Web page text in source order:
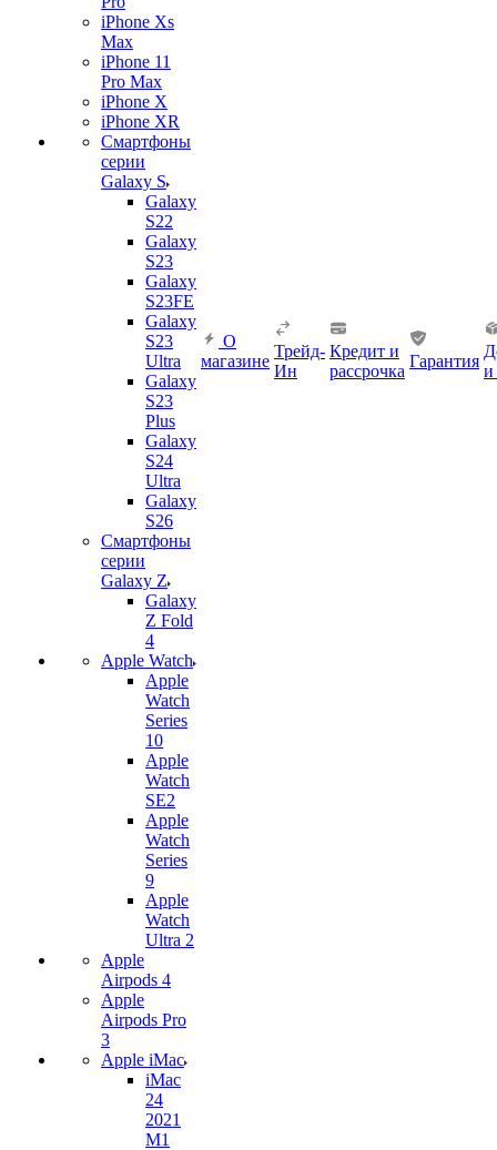
iPhone Xs
Max
iPhone 11
Pro Max
iPhone X
iPhone XR
Смартфоны
серии
Galaxy S
Galaxy
S22
Galaxy
S23
Galaxy
S23FE
Galaxy
S23
Ultra
Galaxy
S23
Plus
Galaxy
S24
Ultra
Galaxy
S26
Смартфоны
серии
Galaxy Z
Galaxy
Z Fold
4
Apple Watch
Apple
Watch
Series
10
Apple
Watch
SE2
Apple
Watch
Series
9
Apple
Watch
Ultra 2
Apple
Airpods 4
Apple
Airpods Pro
3
Apple iMac
iMac
24
2021
M1
О
магазине
Трейд-
Ин
Кредит и
рассрочка
Гарантия
и